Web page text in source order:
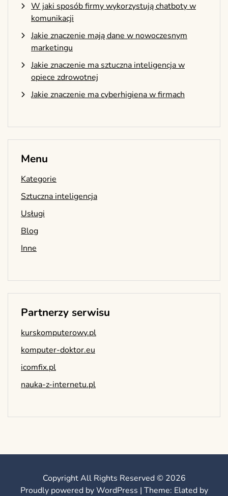
W jaki sposób firmy wykorzystują chatboty w
komunikacji
Jakie znaczenie mają dane w nowoczesnym
marketingu
Jakie znaczenie ma sztuczna inteligencja w
opiece zdrowotnej
Jakie znaczenie ma cyberhigiena w firmach
Menu
Kategorie
Sztuczna inteligencja
Usługi
Blog
Inne
Partnerzy serwisu
kurskomputerowy.pl
komputer-doktor.eu
icomfix.pl
nauka-z-internetu.pl
Copyright All Rights Reserved © 2026
Proudly powered by WordPress | Theme: Elated by